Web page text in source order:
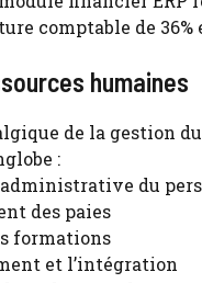
comptable de 36%
humaines
de la gestion
:
du
des paies
formations
et l’intégration